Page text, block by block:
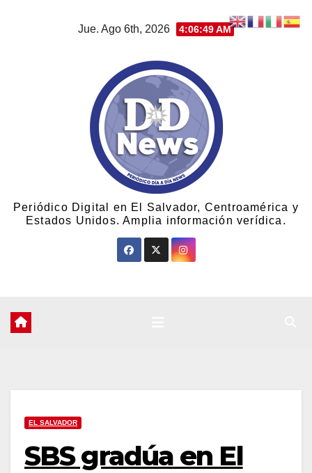
Jue. Ago 6th, 2026 4:06:50 AM
Periódico Digital en El Salvador, Centroamérica y
Estados Unidos. Amplia información verídica.
EL SALVADOR
SBS gradúa en El